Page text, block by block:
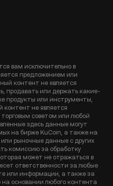
вам исключительно в
предложением или
контент не является
продавать или держать какие-
продукты или инструменты,
не является
советом или любой
здесь данные могут
на бирже KuCoin, а также на
рыночные данные с других
комиссию за обработку
может не отражаться в
ответственности за любые
или информации, а также за
основании любого контента